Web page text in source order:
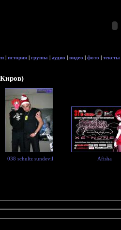
| история | группа | аудио | видео | фото | тексты
038 schultz sundevil Afisha